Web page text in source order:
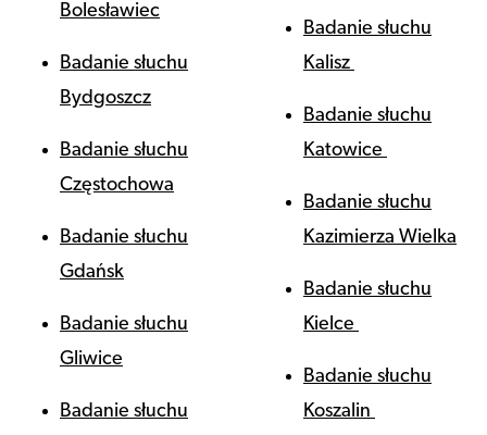
Bolesławiec
Badanie słuchu
Bydgoszcz
Badanie słuchu
Częstochowa
Badanie słuchu
Gdańsk
Badanie słuchu
Gliwice
Badanie słuchu
Badanie słuchu
Kalisz
Badanie słuchu
Katowice
Badanie słuchu
Kazimierza Wielka
Badanie słuchu
Kielce
Badanie słuchu
Koszalin